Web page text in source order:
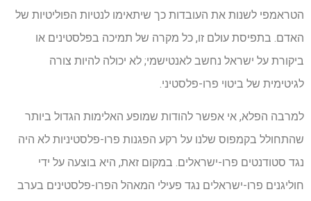
הטראמפי לשנות את העובדות כך שיתאימו לנטיות הפוליטיות של
האדם. בתפיסת עולם זו, כל מקרה של תמיכה בפלסטינים או
ביקורת על ישראל נחשב לאנטישמי; לא יכולה להיות צורה
לגיטימית של ביטוי פרו-פלסטיני.
למרבה הפלא, אי אפשר להודות שמופע האלימות הגדול ביותר
שהתחולל בקמפוס שלנו על רקע הפגנות פרו-פלסטיניות לא היה
נגד סטודנטים פרו-ישראלים. במקום זאת, היא בוצעה על ידי
חוליגנים פרו-ישראלים נגד פעילי המאהל הפרו-פלסטינים בערב